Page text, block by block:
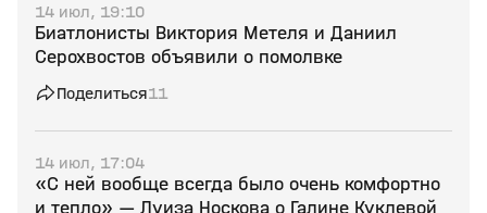
14 июл, 19:10
Биатлонисты Виктория Метеля и Даниил
Серохвостов объявили о помолвке
Поделиться11
14 июл, 17:04
«С ней вообще всегда было очень комфортно
и тепло» — Луиза Носкова о Галине Куклевой